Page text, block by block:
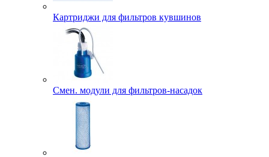
Картриджи для фильтров кувшинов
Смен. модули для фильтров-насадок